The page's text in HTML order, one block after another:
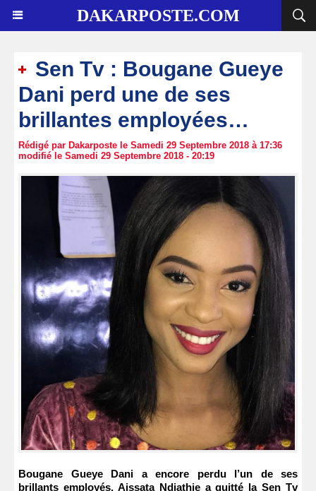
DAKARPOSTE.COM
Sen Tv : Bougane Gueye
Dani perd une de ses
brillantes employées…
Rédigé par Dakarposte le Samedi 29 Septembre 2018 à 17:36
modifié le Samedi 29 Septembre 2018 - 20:19
Bougane Gueye Dani a encore perdu l’un de ses
brillants employés. Aissata Ndiathie a quitté la Sen Tv